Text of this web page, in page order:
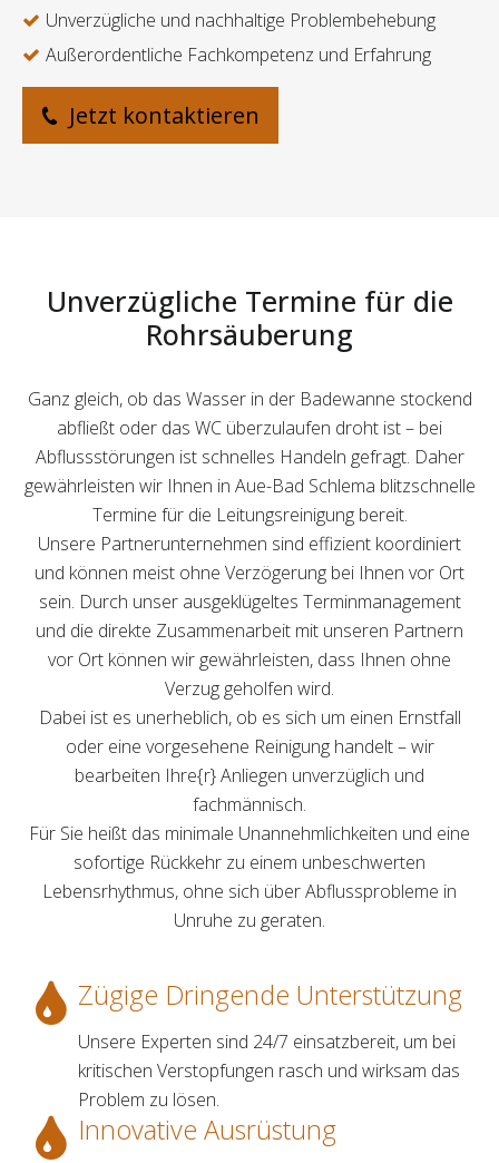
Unverzügliche und nachhaltige Problembehebung
Außerordentliche Fachkompetenz und Erfahrung
Jetzt kontaktieren
Unverzügliche Termine für die
Rohrsäuberung
Ganz gleich, ob das Wasser in der Badewanne stockend
abfließt oder das WC überzulaufen droht ist – bei
Abflussstörungen ist schnelles Handeln gefragt. Daher
gewährleisten wir Ihnen in Aue-Bad Schlema blitzschnelle
Termine für die Leitungsreinigung bereit.
Unsere Partnerunternehmen sind effizient koordiniert
und können meist ohne Verzögerung bei Ihnen vor Ort
sein. Durch unser ausgeklügeltes Terminmanagement
und die direkte Zusammenarbeit mit unseren Partnern
vor Ort können wir gewährleisten, dass Ihnen ohne
Verzug geholfen wird.
Dabei ist es unerheblich, ob es sich um einen Ernstfall
oder eine vorgesehene Reinigung handelt – wir
bearbeiten Ihre{r} Anliegen unverzüglich und
fachmännisch.
Für Sie heißt das minimale Unannehmlichkeiten und eine
sofortige Rückkehr zu einem unbeschwerten
Lebensrhythmus, ohne sich über Abflussprobleme in
Unruhe zu geraten.
Zügige Dringende Unterstützung
Unsere Experten sind 24/7 einsatzbereit, um bei
kritischen Verstopfungen rasch und wirksam das
Problem zu lösen.
Innovative Ausrüstung